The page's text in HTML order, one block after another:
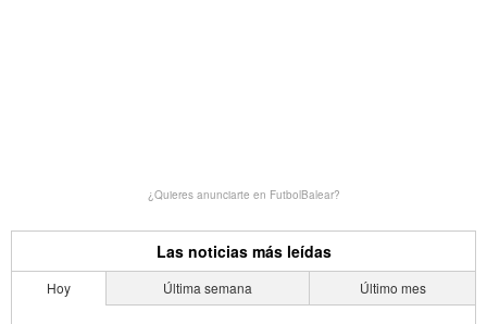
¿Quieres anunciarte en FutbolBalear?
Las noticias más leídas
Hoy Última semana Último mes